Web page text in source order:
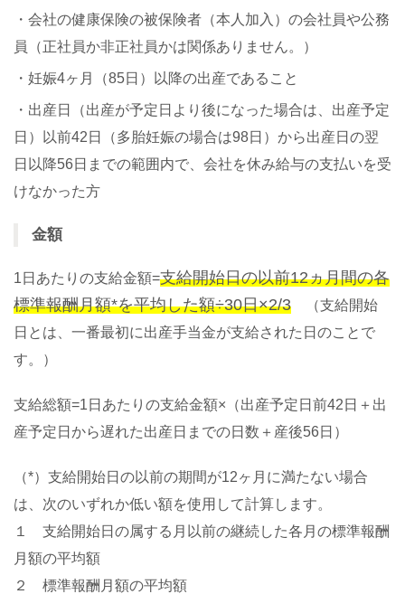
・会社の健康保険の被保険者（本人加入）の会社員や公務
員（正社員か非正社員かは関係ありません。）
・妊娠4ヶ月（85日）以降の出産であること
・出産日（出産が予定日より後になった場合は、出産予定
日）以前42日（多胎妊娠の場合は98日）から出産日の翌
日以降56日までの範囲内で、会社を休み給与の支払いを受
けなかった方
金額
1日あたりの支給金額=支給開始日の以前12ヵ月間の各
標準報酬月額*を平均した額÷30日×2/3 （支給開始
日とは、一番最初に出産手当金が支給された日のことで
す。）
支給総額=1日あたりの支給金額×（出産予定日前42日＋出
産予定日から遅れた出産日までの日数＋産後56日）
（*）支給開始日の以前の期間が12ヶ月に満たない場合
は、次のいずれか低い額を使用して計算します。
１ 支給開始日の属する月以前の継続した各月の標準報酬
月額の平均額
２ 標準報酬月額の平均額